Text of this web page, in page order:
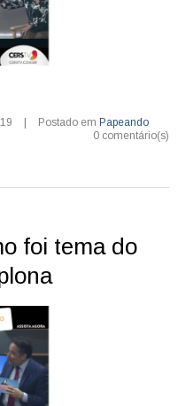
Postado em Papeando
0 comentário(s)
foi tema do